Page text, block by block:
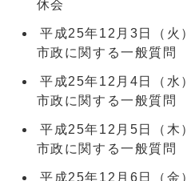
休会
平成25年12月3日（火）
市政に関する一般質問
平成25年12月4日（水）
市政に関する一般質問
平成25年12月5日（木）
市政に関する一般質問
平成25年12月6日（金）